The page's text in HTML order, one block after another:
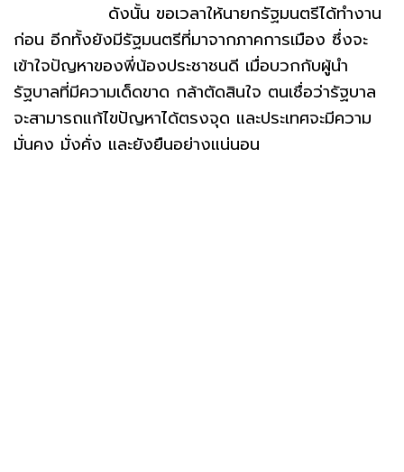
ดังนั้น ขอเวลาให้นายกรัฐมนตรีได้ทำงาน
ก่อน อีกทั้งยังมีรัฐมนตรีที่มาจากภาคการเมือง ซึ่งจะ
เข้าใจปัญหาของพี่น้องประชาชนดี เมื่อบวกกับผู้นำ
รัฐบาลที่มีความเด็ดขาด กล้าตัดสินใจ ตนเชื่อว่ารัฐบาล
จะสามารถแก้ไขปัญหาได้ตรงจุด และประเทศจะมีความ
มั่นคง มั่งคั่ง และยังยืนอย่างแน่นอน